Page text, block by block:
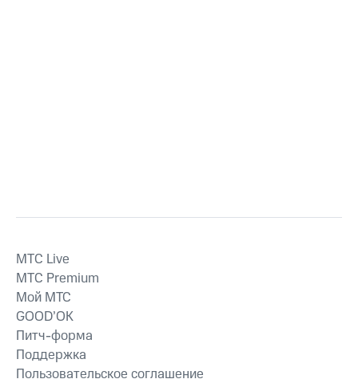
MTС Live
MTС Premium
Мой МТС
GOOD’OK
Питч-форма
Поддержка
Пользовательское соглашение